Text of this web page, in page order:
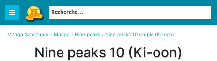
Manga Sanctuary › Manga › Nine peaks › Nine peaks 10 simple (Ki-oon)
Nine peaks 10 (Ki-oon)